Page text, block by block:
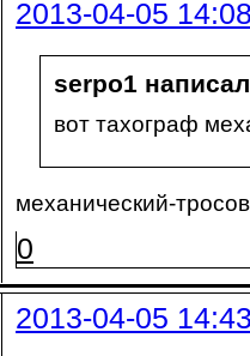
2013-04-05
serpo1
вот тахограф
механический-
0
2013-04-05